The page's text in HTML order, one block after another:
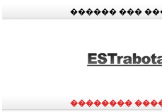
������ ���
��������